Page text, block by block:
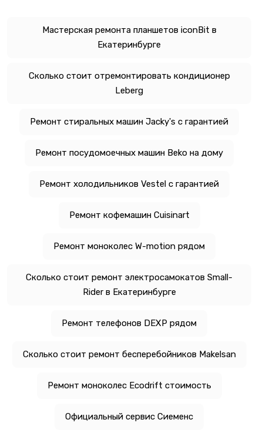
Мастерская ремонта планшетов iconBit в
Екатеринбурге
Сколько стоит отремонтировать кондиционер
Leberg
Ремонт стиральных машин Jacky's с гарантией
Ремонт посудомоечных машин Beko на дому
Ремонт холодильников Vestel с гарантией
Ремонт кофемашин Cuisinart
Ремонт моноколес W-motion рядом
Сколько стоит ремонт электросамокатов Small-
Rider в Екатеринбурге
Ремонт телефонов DEXP рядом
Сколько стоит ремонт бесперебойников Makelsan
Ремонт моноколес Ecodrift стоимость
Официальный сервис Сиеменс